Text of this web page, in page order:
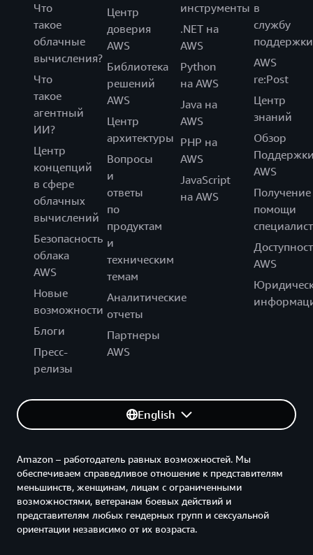
Что
такое
облачные
вычисления?
Что
такое
агентный
ИИ?
Центр
концепций
в сфере
облачных
вычислений
Безопасность
облака
AWS
Новые
возможности
Блоги
Пресс-
релизы
Центр
доверия
AWS
Библиотека
решений
AWS
Центр
архитектуры
Вопросы
и
ответы
по
продуктам
и
техническим
темам
Аналитические
отчеты
Партнеры
AWS
инструменты
.NET на
AWS
Python
на AWS
Java на
AWS
PHP на
AWS
JavaScript
на AWS
в
службу
поддержки
AWS
re:Post
Центр
знаний
Обзор
AWS
Получение
помощи
AWS
English
Amazon – работодатель равных возможностей. Мы
обеспечиваем справедливое отношение к представителям
меньшинств, женщинам, лицам с ограниченными
возможностями, ветеранам боевых действий и
представителям любых гендерных групп и сексуальной
ориентации независимо от их возраста.